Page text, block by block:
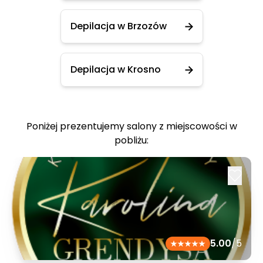
Depilacja w Brzozów
Depilacja w Krosno
Poniżej prezentujemy salony z miejscowości w
pobliżu:
5.00/5